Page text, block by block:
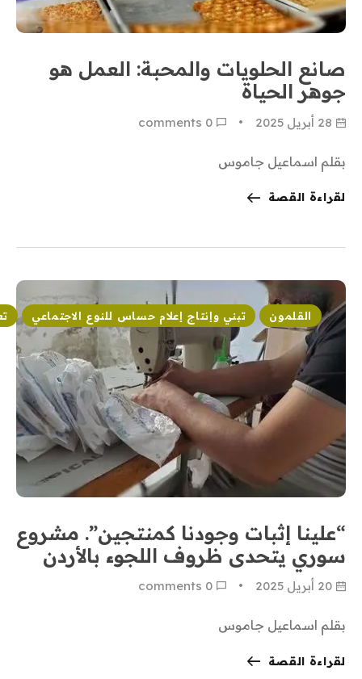
صانع الحلويات والمحبة: العمل هو
جوهر الحياة
28 أبريل 2025 0
بقلم اسماعيل جاموس
لقراءة القصة
القلمون تبني وإنتاج إعلام حساس للنوع الاجتماعي
“علينا إثبات وجودنا كمنتجين”. مشروع
سوري يتحدى ظروف اللجوء بالأردن
20 أبريل 2025 0
بقلم اسماعيل جاموس
لقراءة القصة